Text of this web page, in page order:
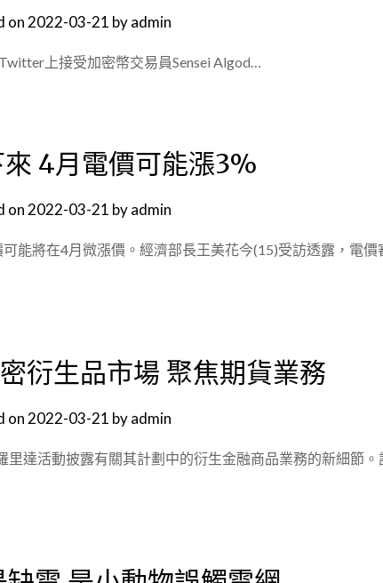
on 2022-03-21 byadmin
上接受加密幣交易員Sensei Algod…
4月電價可能漲3%
on 2022-03-21 byadmin
能將在4月微漲價。經濟部長王美花今(15)受訪透露，電價
衍生品市場 聚焦期貨業務
on 2022-03-21 byadmin
里達活動披露有關其計劃中的衍生金融商品業務的新細節。